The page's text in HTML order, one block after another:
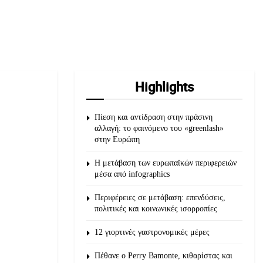
Highlights
Πίεση και αντίδραση στην πράσινη
αλλαγή: το φαινόμενο του «greenlash»
στην Ευρώπη
Η μετάβαση των ευρωπαϊκών περιφερειών
μέσα από infographics
Περιφέρειες σε μετάβαση: επενδύσεις,
πολιτικές και κοινωνικές ισορροπίες
12 γιορτινές γαστρονομικές μέρες
Πέθανε ο Perry Bamonte, κιθαρίστας και